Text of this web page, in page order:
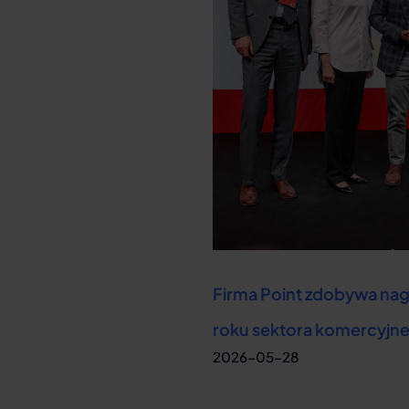
Firma Point zdobywa
roku sektora